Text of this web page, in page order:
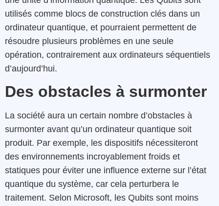
utilisés comme blocs de construction clés dans un
ordinateur quantique, et pourraient permettent de
résoudre plusieurs problèmes en une seule
opération, contrairement aux ordinateurs séquentiels
d’aujourd’hui.
Des obstacles à surmonter
La société aura un certain nombre d’obstacles à
surmonter avant qu’un ordinateur quantique soit
produit. Par exemple, les dispositifs nécessiteront
des environnements incroyablement froids et
statiques pour éviter une influence externe sur l’état
quantique du système, car cela perturbera le
traitement. Selon Microsoft, les Qubits sont moins